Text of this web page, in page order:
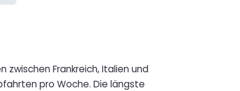
zwischen Frankreich, Italien und
pro Woche. Die längste